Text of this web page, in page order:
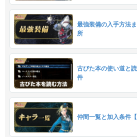
最強装備の入手方法
所
古びた本の使い道と
件
仲間一覧と加入条件